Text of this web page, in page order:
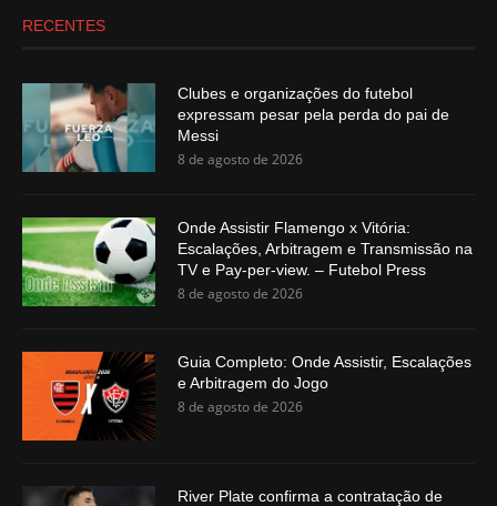
RECENTES
Clubes e organizações do futebol
expressam pesar pela perda do pai de
Messi
8 de agosto de 2026
Onde Assistir Flamengo x Vitória:
Escalações, Arbitragem e Transmissão na
TV e Pay-per-view. – Futebol Press
8 de agosto de 2026
Guia Completo: Onde Assistir, Escalações
e Arbitragem do Jogo
8 de agosto de 2026
River Plate confirma a contratação de